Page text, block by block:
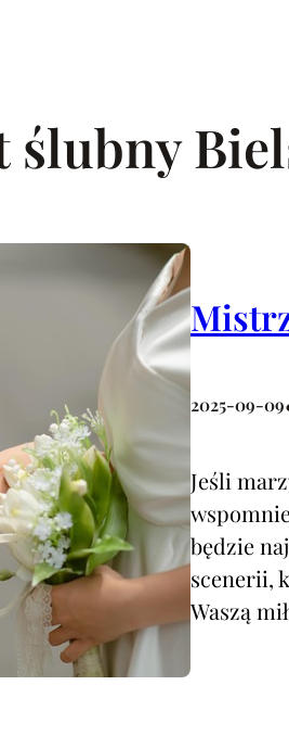
ślubny
2025-09-09
Jeśli
będzie
scenerii,
Waszą